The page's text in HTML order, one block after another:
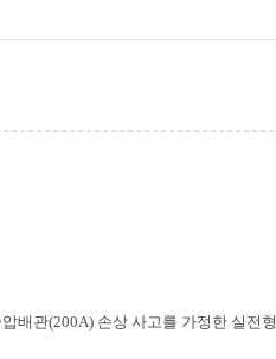
배관(200A) 손상 사고를 가정한 실전형